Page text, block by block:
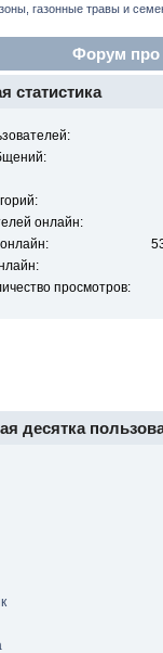
газонные травы и
Форум про
статистика
онлайн:
просмотров:
десятка